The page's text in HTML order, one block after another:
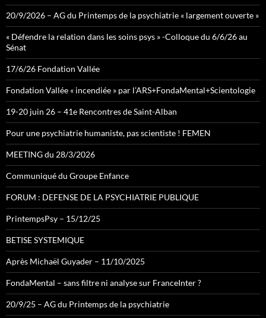
20/9/2026 – AG du Printemps de la psychiatrie « largement ouverte »
« Défendre la relation dans les soins psys » -Colloque du 6/6/26 au
Sénat
17/6/26 Fondation Vallée
Fondation Vallée « incendiée » par l’ARS+FondaMental+Scientologie
19-20 juin 26 – 41e Rencontres de Saint-Alban
Pour une psychiatrie humaniste, pas scientiste ! FEMEN
MEETING du 28/3/2026
Communiqué du Groupe Enfance
FORUM : DEFENSE DE LA PSYCHIATRIE PUBLIQUE
PrintempsPsy – 15/12/25
BETISE SYSTEMIQUE
Après Michaël Guyader – 11/10/2025
FondaMental – sans filtre ni analyse sur FranceInter ?
20/9/25 – AG du Printemps de la psychiatrie